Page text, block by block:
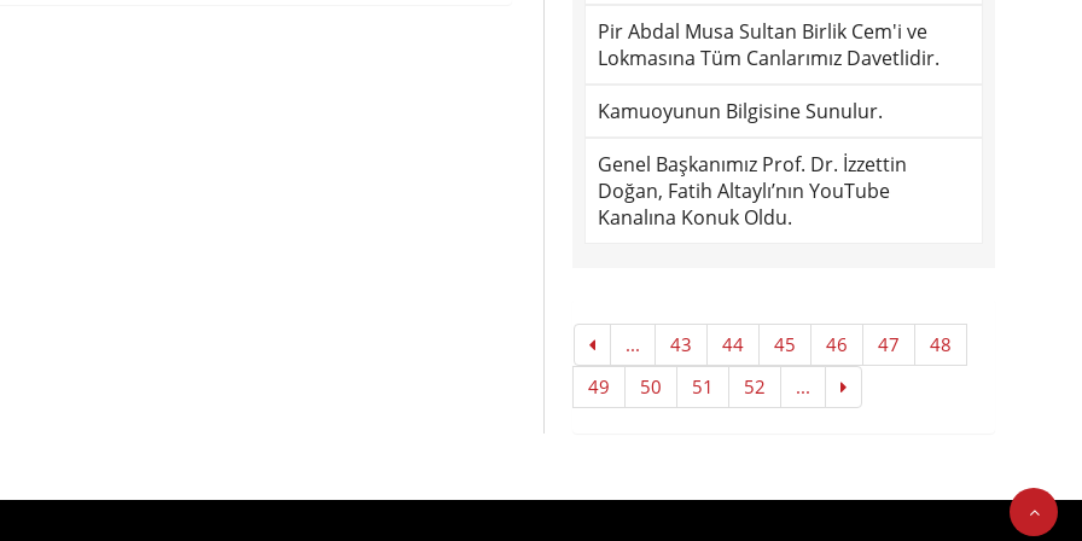
Pir Abdal Musa Sultan Birlik Cem'i ve
Lokmasına Tüm Canlarımız Davetlidir.
Kamuoyunun Bilgisine Sunulur.
Genel Başkanımız Prof. Dr. İzzettin
Doğan, Fatih Altaylı’nın YouTube
Kanalına Konuk Oldu.
... 43 44 45 46 47
48
49
50 51 52 ...